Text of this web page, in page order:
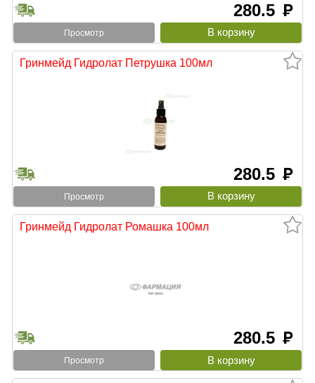
280.5 руб
Просмотр
Гринмейд Гидролат Петрушка 100мл
280.5 руб
Просмотр
Гринмейд Гидролат Ромашка 100мл
280.5 руб
Просмотр